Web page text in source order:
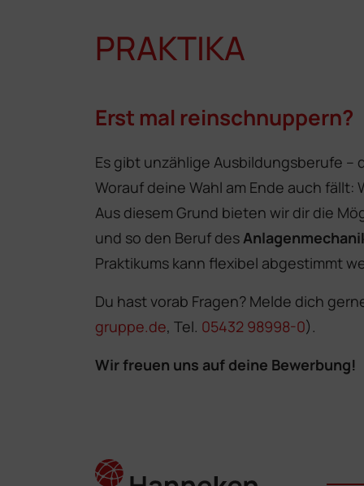
PRAKTIKA
Erst mal reinschnuppern?
Es gibt unzählige Ausbildungsberufe
Worauf deine Wahl am Ende auch
Aus diesem Grund bieten wir dir die
und so den Beruf des
Praktikums kann flexibel abgestimmt
Du hast vorab Fragen? Melde dich
gruppe.de, Tel. 05432 98998-0).
Wir freuen uns auf deine Bewerbung!